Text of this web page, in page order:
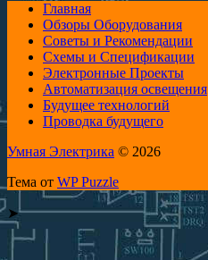
Главная
Обзоры Оборудования
Советы и Рекомендации
Схемы и Спецификации
Электронные Проекты
Автоматизация освещения
Будущее технологий
Проводка будущего
Умная Электрика © 2026
Тема от WP Puzzle
➤